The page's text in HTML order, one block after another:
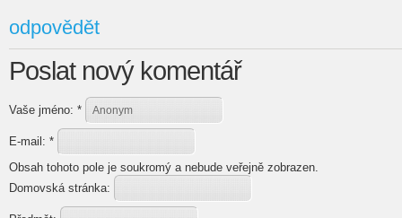
odpovědět
Poslat nový komentář
Vaše jméno: *
E-mail: *
Obsah tohoto pole je soukromý a nebude veřejně zobrazen.
Domovská stránka: